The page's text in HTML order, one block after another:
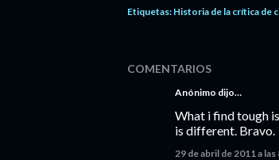
Etiquetas: Historia de la crítica de
COMENTARIOS
Anónimo dijo…
What i find tough
is different. Bravo.
29 de abril de 2011 a las